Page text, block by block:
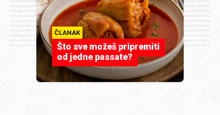
ČLANAK
Što sve možeš pripremiti
od jedne passate?